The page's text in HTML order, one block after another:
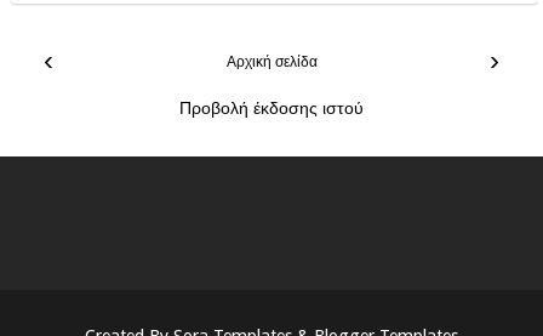
‹ ›
Αρχική σελίδα
Προβολή έκδοσης ιστού